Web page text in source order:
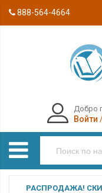
888-564-4664
Добро
Войти
РАСПРОДАЖА!